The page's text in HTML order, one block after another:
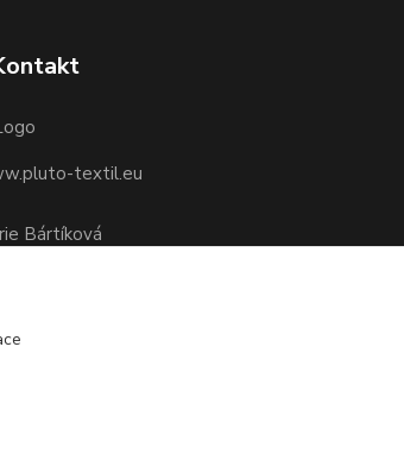
textil.eu
Bártíková
pluto@pluto.eu